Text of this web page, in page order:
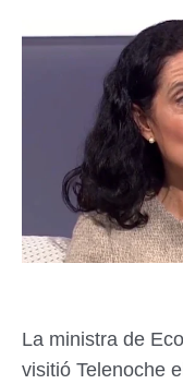
La ministra de
visitió Telenoche